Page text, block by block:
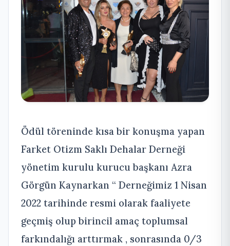
Ödül töreninde kısa bir konuşma yapan
Farket Otizm Saklı Dehalar Derneği
yönetim kurulu kurucu başkanı Azra
Görgün Kaynarkan “ Derneğimiz 1 Nisan
2022 tarihinde resmi olarak faaliyete
geçmiş olup birincil amaç toplumsal
farkındalığı arttırmak , sonrasında 0/3